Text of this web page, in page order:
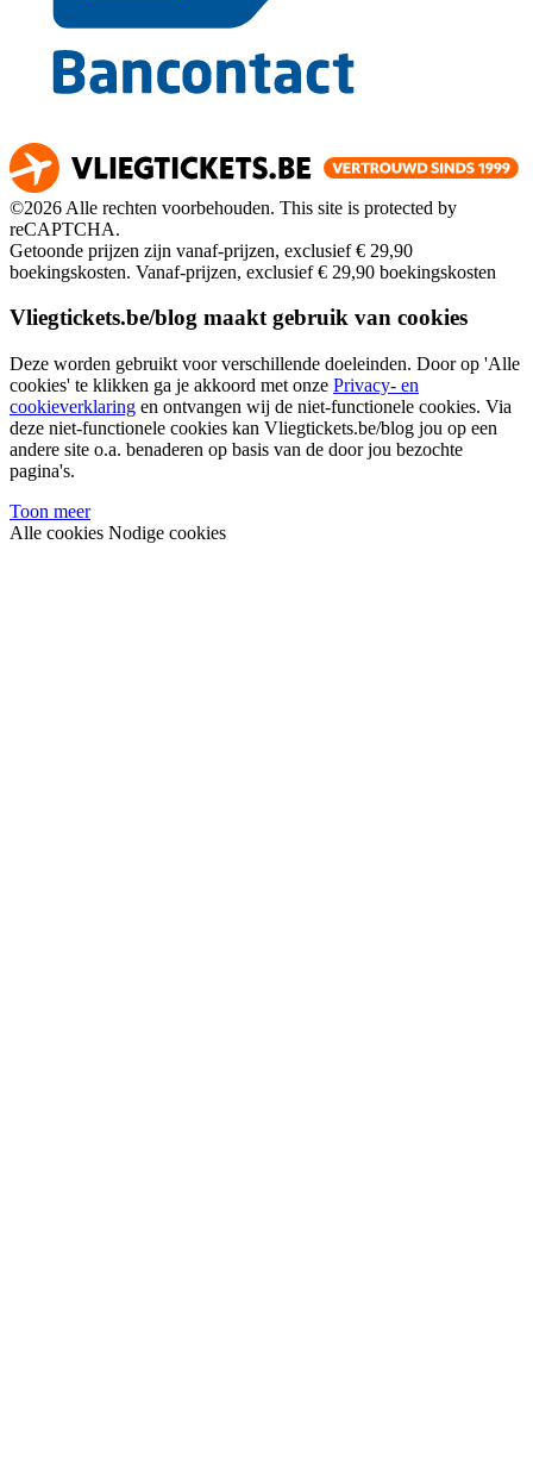
©2026 Alle rechten voorbehouden. This site is protected by
reCAPTCHA.
Getoonde prijzen zijn vanaf-prijzen, exclusief € 29,90
boekingskosten. Vanaf-prijzen, exclusief € 29,90 boekingskosten
Vliegtickets.be/blog maakt gebruik van cookies
Deze worden gebruikt voor verschillende doeleinden. Door op 'Alle
cookies' te klikken ga je akkoord met onze Privacy- en
cookieverklaring en ontvangen wij de niet-functionele cookies. Via
deze niet-functionele cookies kan Vliegtickets.be/blog jou op een
andere site o.a. benaderen op basis van de door jou bezochte
pagina's.
Toon meer
Alle cookies Nodige cookies